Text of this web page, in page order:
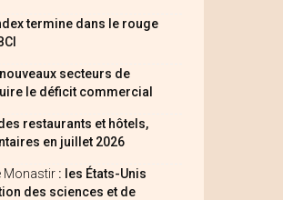
termine dans le rouge
secteurs de
le déficit commercial
restaurants et hôtels,
en juillet 2026
Monastir : les États-Unis
des sciences et de